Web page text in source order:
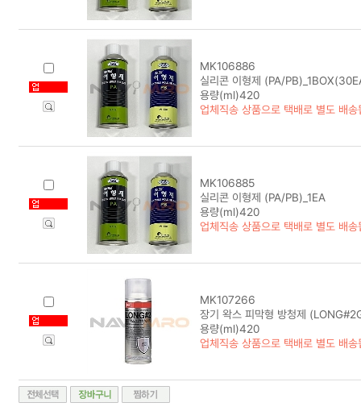
MK106886
실리콘 이형제 (PA/
용량(ml)420
업체직송 상품으로 택배로 별도 배송
MK106885
실리콘 이형제 (PA/PB)_1EA
용량(ml)420
업체직송 상품으로 택배로 별도 배송
MK107266
장기 왁스 피막형 방청제
용량(ml)420
업체직송 상품으로 택배로 별도 배송